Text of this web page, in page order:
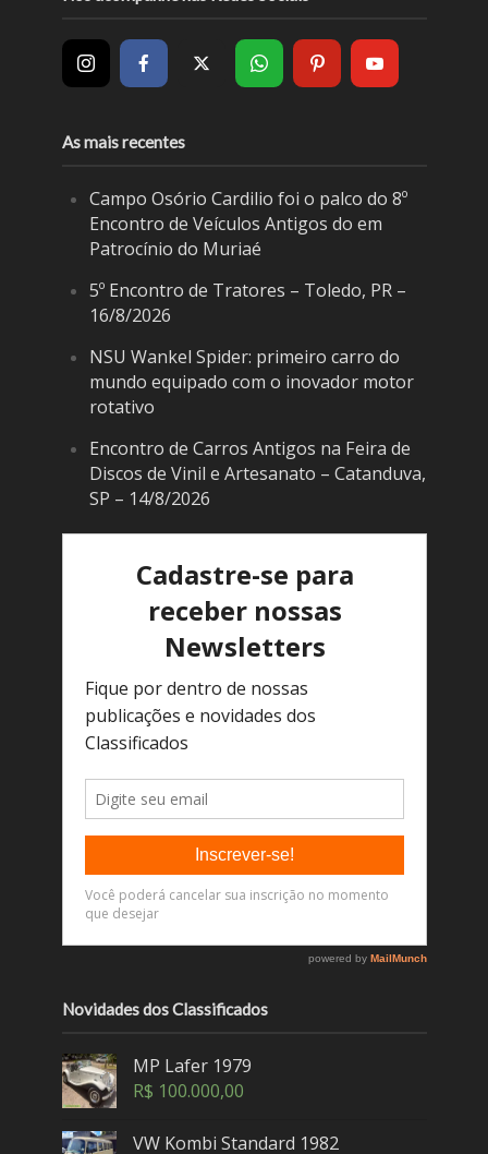
As mais recentes
Campo Osório Cardilio foi o palco do 8º
Encontro de Veículos Antigos do em
Patrocínio do Muriaé
5º Encontro de Tratores – Toledo, PR –
16/8/2026
NSU Wankel Spider: primeiro carro do
mundo equipado com o inovador motor
rotativo
Encontro de Carros Antigos na Feira de
Discos de Vinil e Artesanato – Catanduva,
SP – 14/8/2026
Novidades dos Classificados
MP Lafer 1979
R$ 100.000,00
VW Kombi Standard 1982